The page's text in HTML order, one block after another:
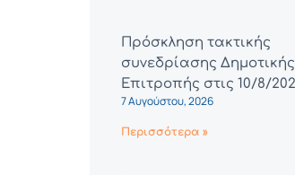
Πρόσκληση τακτικής
συνεδρίασης Δημοτικής
Επιτροπής στις 10/8/
7 Αυγούστου, 2026
Περισσότερα »